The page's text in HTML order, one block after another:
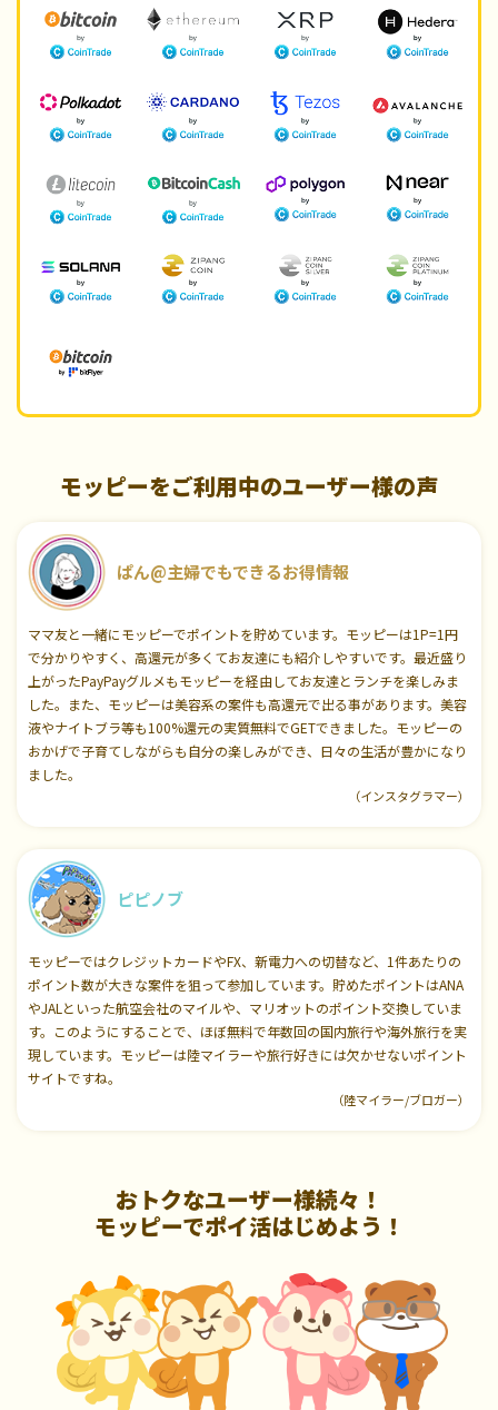
モッピーをご利用中のユーザー様の声
ぱん@主婦でもできるお得情報
ママ友と一緒にモッピーでポイントを貯めています。モッピーは1P=1円
で分かりやすく、高還元が多くてお友達にも紹介しやすいです。最近盛り
上がったPayPayグルメもモッピーを経由してお友達とランチを楽しみま
した。また、モッピーは美容系の案件も高還元で出る事があります。美容
液やナイトブラ等も100%還元の実質無料でGETできました。モッピーの
おかげで子育てしながらも自分の楽しみができ、日々の生活が豊かになり
ました。
（インスタグラマー）
ピピノブ
モッピーではクレジットカードやFX、新電力への切替など、1件あたりの
ポイント数が大きな案件を狙って参加しています。貯めたポイントはANA
やJALといった航空会社のマイルや、マリオットのポイント交換していま
す。このようにすることで、ほぼ無料で年数回の国内旅行や海外旅行を実
現しています。モッピーは陸マイラーや旅行好きには欠かせないポイント
サイトですね。
（陸マイラー/ブロガー）
おトクなユーザー様続々！
モッピーでポイ活はじめよう！